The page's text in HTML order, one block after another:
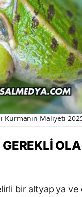
Kurmanın Maliyeti
bir altyapıya